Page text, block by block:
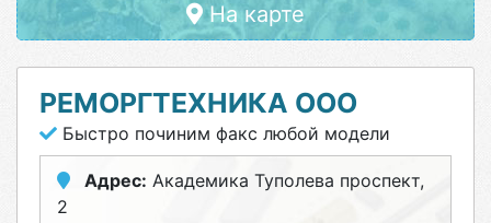
На карте
РЕМОРГТЕХНИКА ООО
Быстро починим факс любой модели
Адрес: Академика Туполева проспект,
2